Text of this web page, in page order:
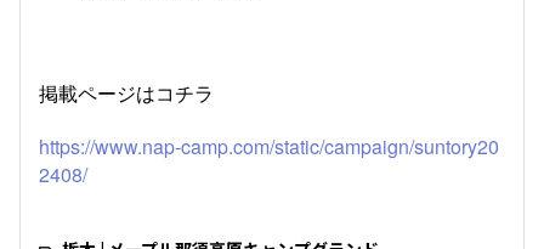
掲載ページはコチラ
https://www.nap-camp.com/static/campaign/suntory20
2408/